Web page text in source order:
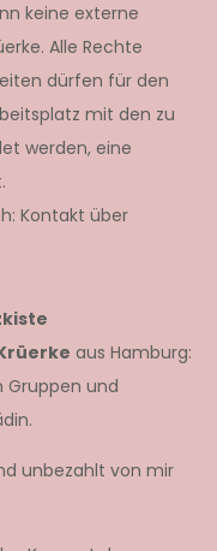
keine externe
Alle Rechte
dürfen für den
mit den zu
werden, eine
Kontakt über
aus Hamburg:
Gruppen und
unbezahlt von mir